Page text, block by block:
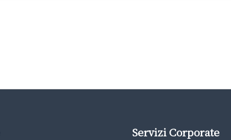
Servizi Corporate